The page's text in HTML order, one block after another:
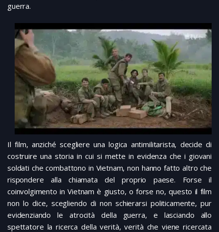
guerra.
Il film, anziché scegliere una logica antimilitarista, decide di
costruire una storia in cui si mette in evidenza che i giovani
soldati che combattono in Vietnam, non hanno fatto altro che
rispondere alla chiamata del proprio paese. Forse il
coinvolgimento in Vietnam è giusto, o forse no, questo il film
non lo dice, scegliendo di non schierarsi politicamente, pur
evidenziando le atrocità della guerra, e lasciando allo
spettatore la ricerca della verità, verità che viene ricercata